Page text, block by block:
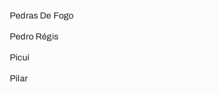
Pedras De Fogo
Pedro Régis
Picuí
Pilar